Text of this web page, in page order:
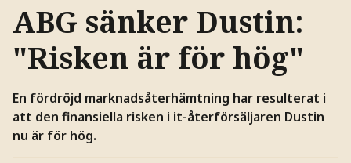
ABG sänker Dustin:
"Risken är för hög"
En fördröjd marknadsåterhämtning har resulterat i
att den finansiella risken i it-återförsäljaren Dustin
nu är för hög.